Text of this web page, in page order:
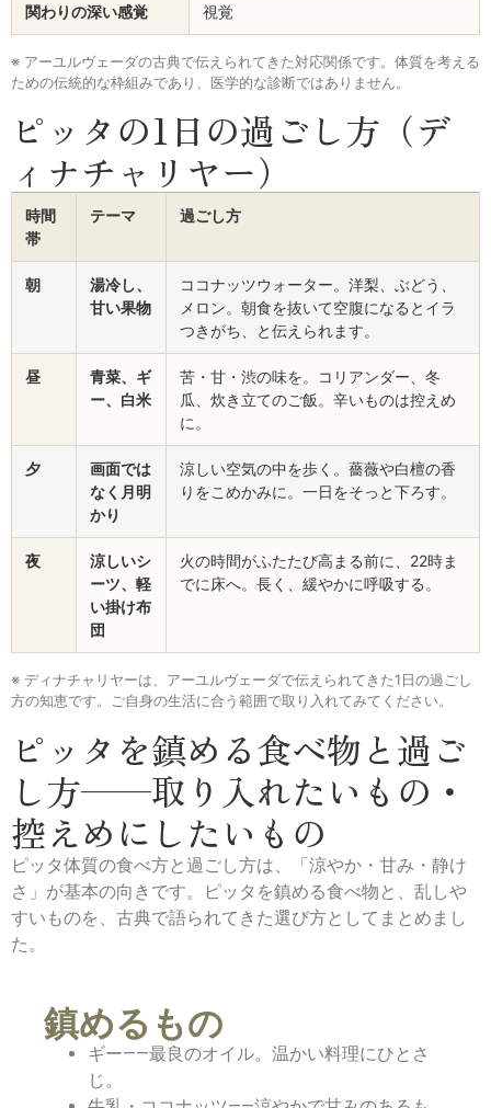
関わりの深い感覚 視覚
※ アーユルヴェーダの古典で伝えられてきた対応関係です。体質を考える
ための伝統的な枠組みであり、医学的な診断ではありません。
ピッタの1日の過ごし方（デ
ィナチャリヤー）
時間
帯
テーマ 過ごし方
朝
湯冷し、
甘い果物
ココナッツウォーター。洋梨、ぶどう、
メロン。朝食を抜いて空腹になるとイラ
つきがち、と伝えられます。
昼
青菜、ギ
ー、白米
苦・甘・渋の味を。コリアンダー、冬
瓜、炊き立てのご飯。辛いものは控えめ
に。
夕
画面では
なく月明
かり
涼しい空気の中を歩く。薔薇や白檀の香
りをこめかみに。一日をそっと下ろす。
夜
涼しいシ
ーツ、軽
い掛け布
団
火の時間がふたたび高まる前に、22時ま
でに床へ。長く、緩やかに呼吸する。
※ ディナチャリヤーは、アーユルヴェーダで伝えられてきた1日の過ごし
方の知恵です。ご自身の生活に合う範囲で取り入れてみてください。
ピッタを鎮める食べ物と過ご
し方——取り入れたいもの・
控えめにしたいもの
ピッタ体質の食べ方と過ごし方は、「涼やか・甘み・静け
さ」が基本の向きです。ピッタを鎮める食べ物と、乱しや
すいものを、古典で語られてきた選び方としてまとめまし
た。
鎮めるもの
ギー——最良のオイル。温かい料理にひとさ
じ。